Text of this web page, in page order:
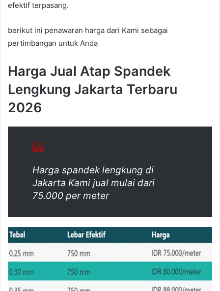
efektif terpasang.
berikut ini penawaran harga dari Kami sebagai
pertimbangan untuk Anda
Harga Jual Atap Spandek
Lengkung Jakarta Terbaru
2026
Harga spandek lengkung di
Jakarta Kami jual mulai dari
75.000 per meter